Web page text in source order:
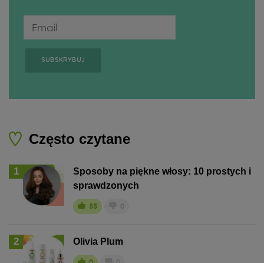
Często czytane
1
Sposoby na piękne włosy: 10 prostych i
sprawdzonych
55
2 Olivia Plum